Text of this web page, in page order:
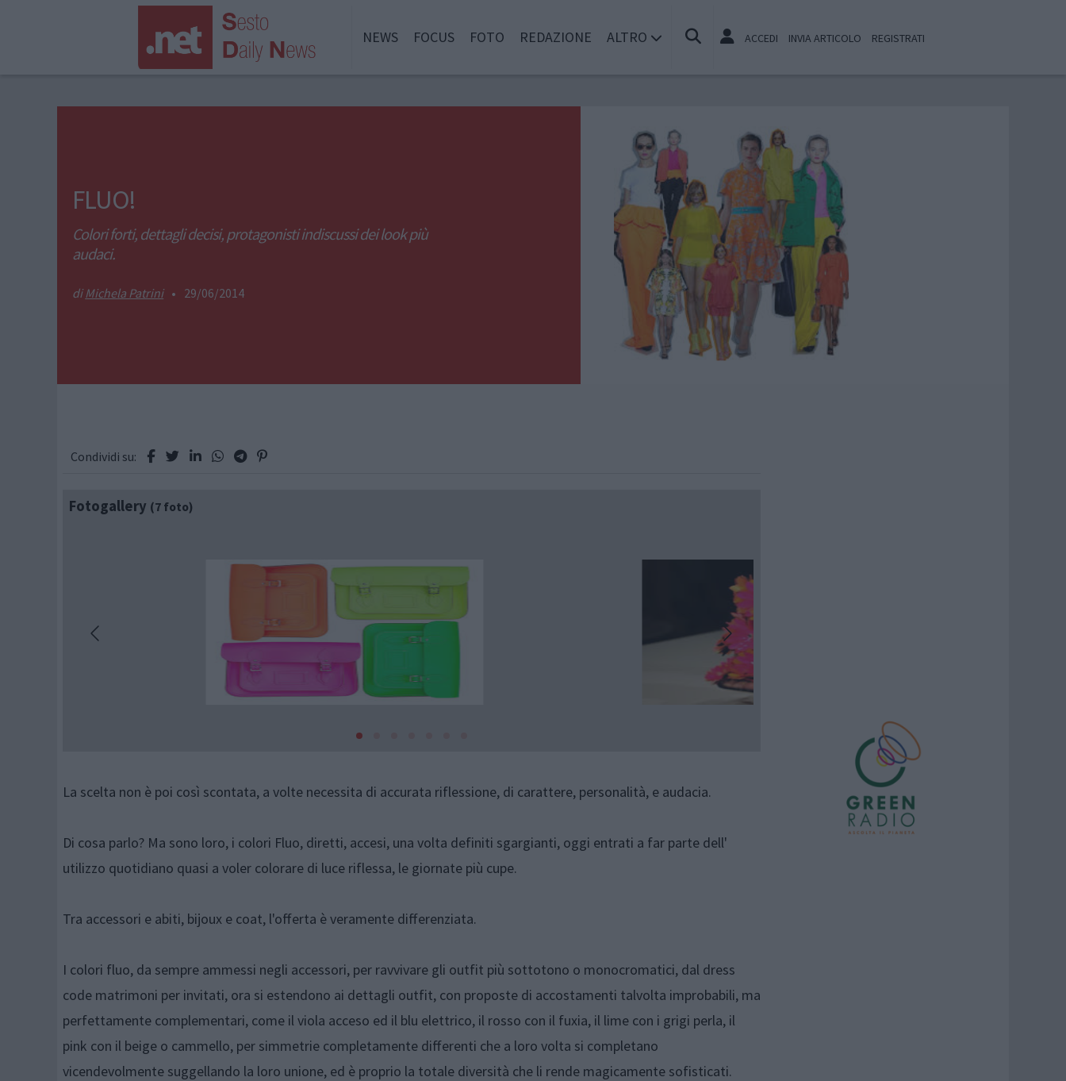
NEWS FOCUS FOTO REDAZIONE ALTRO ACCEDI INVIA ARTICOLO REGISTRATI
FLUO!
Colori forti, dettagli decisi, protagonisti indiscussi dei look più
audaci.
Michela Patrini • 29/06/2014
Condividi su:
Fotogallery (7 foto)
La scelta non è poi così scontata, a volte necessita di accurata riflessione, di carattere, personalità, e audacia.
Di cosa parlo? Ma sono loro, i colori Fluo, diretti, accesi, una volta definiti sgargianti, oggi entrati a far parte dell'
utilizzo quotidiano quasi a voler colorare di luce riflessa, le giornate più cupe.
Tra accessori e abiti, bijoux e coat, l'offerta è veramente differenziata.
I colori fluo, da sempre ammessi negli accessori, per ravvivare gli outfit più sottotono o monocromatici, dal dress
code matrimoni per invitati, ora si estendono ai dettagli outfit, con proposte di accostamenti talvolta improbabili, ma
perfettamente complementari, come il viola acceso ed il blu elettrico, il rosso con il fuxia, il lime con i grigi perla, il
pink con il beige o cammello, per simmetrie completamente differenti che a loro volta si completano
vicendevolmente suggellando la loro unione, ed è proprio la totale diversità che li rende magicamente sofisticati.